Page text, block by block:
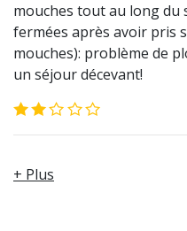
+ Plus
mouches tout au long du
fermées après avoir pris
mouches): problème de
un séjour décevant!